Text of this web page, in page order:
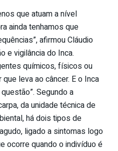
que atuam a nível
ainda tenhamos que
afirmou Cláudio
e vigilância do Inca.
químicos, físicos ou
leva ao câncer. E o Inca
Segundo a
da unidade técnica de
há dois tipos de
ligado a sintomas logo
ocorre quando o indivíduo é